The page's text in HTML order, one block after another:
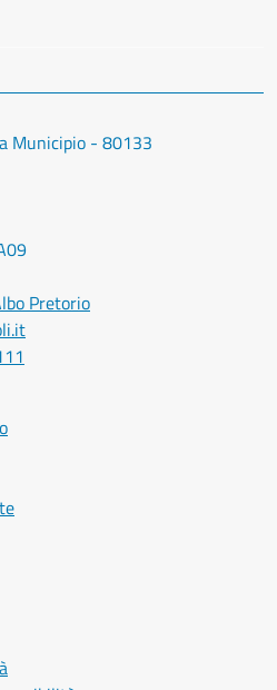
Municipio - 80133
Pretorio